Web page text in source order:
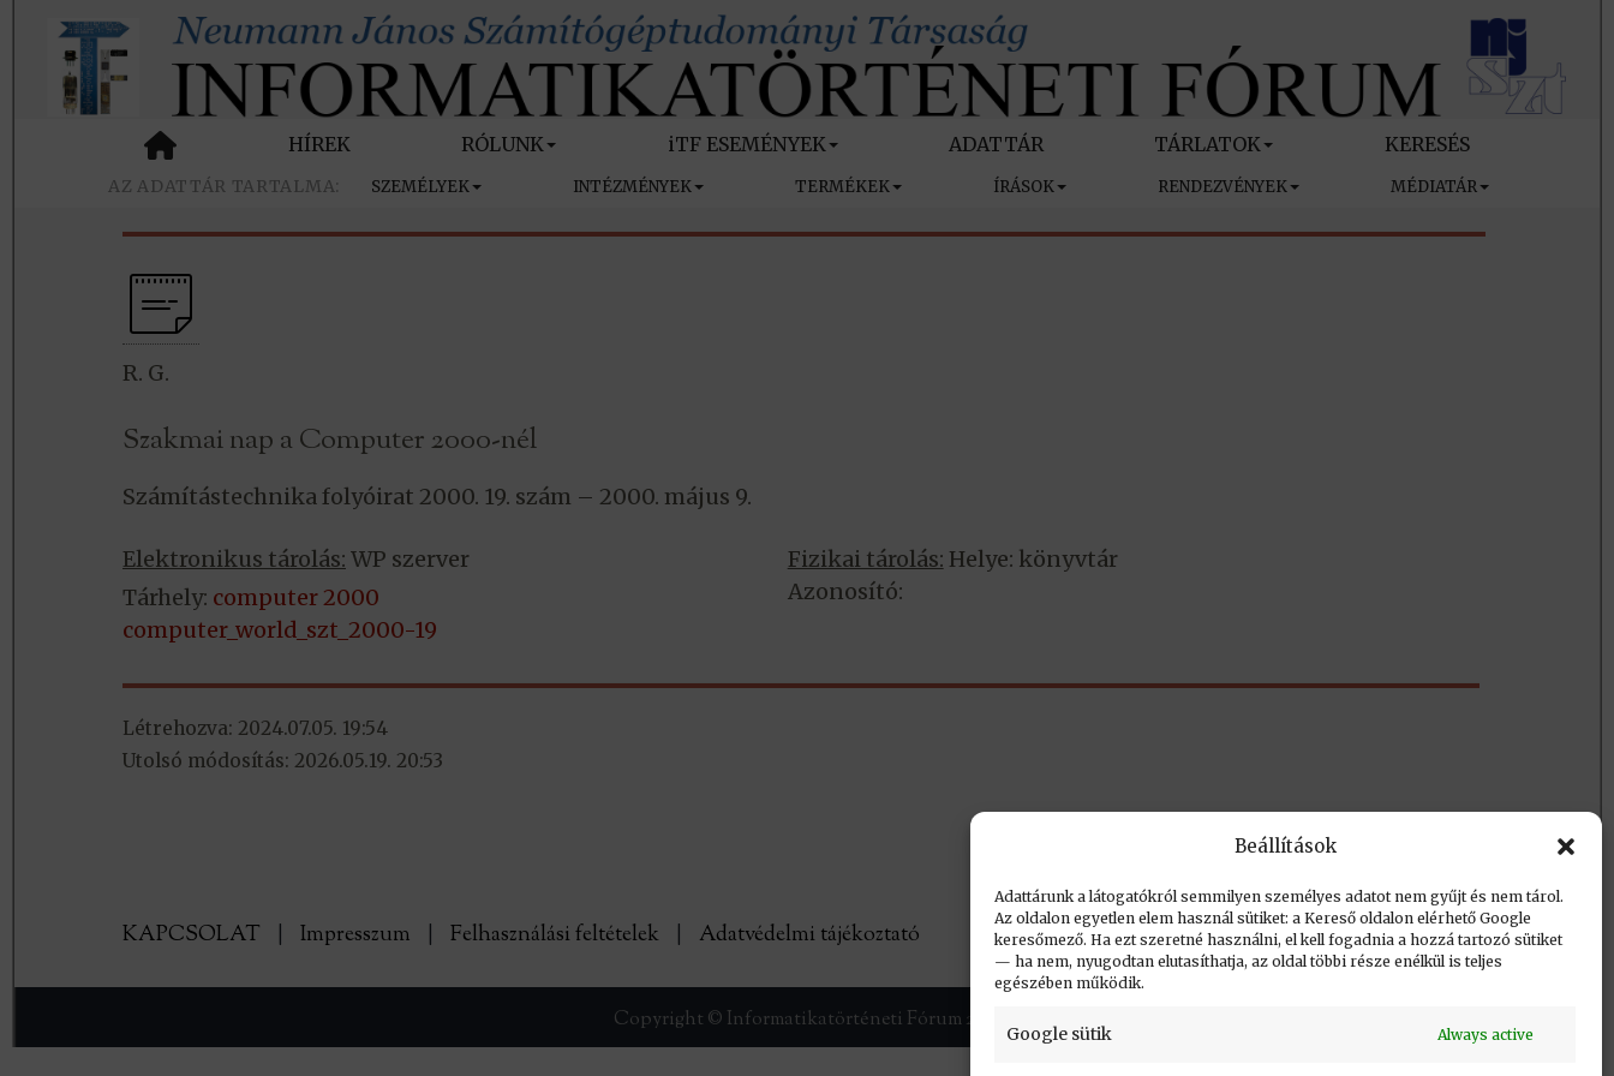
Beállítások
Adattárunk a látogatókról semmilyen személyes adatot nem gyűjt és nem tárol.
Az oldalon egyetlen elem használ sütiket: a Kereső oldalon elérhető Google
keresőmező. Ha ezt szeretné használni, el kell fogadnia a hozzá tartozó sütiket
— ha nem, nyugodtan elutasíthatja, az oldal többi része enélkül is teljes
egészében működik.
Google sütik Always active
HÍREK RÓLUNK iTF ESEMÉNYEK ADATTÁR TÁRLATOK KERESÉS
SZEMÉLYEK INTÉZMÉNYEK TERMÉKEK ÍRÁSOK RENDEZVÉNYEK MÉDIATÁR
R. G.
Szakmai nap a Computer 2000-nél
Számítástechnika folyóirat 2000. 19. szám – 2000. május 9.
Elektronikus tárolás: WP szerver
Tárhely: computer 2000
computer_world_szt_2000-19
Fizikai tárolás: Helye: könyvtár
Azonosító:
Létrehozva: 2024.07.05. 19:54
Utolsó módosítás: 2026.05.19. 20:53
KAPCSOLAT Impresszum Felhasználási feltételek Adatvédelmi tájékoztató Vissza a lap tetejére
Copyright © Informatikatörténeti Fórum 2017